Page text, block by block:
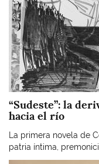
“Sudeste”: la
hacia el río
La primera novela de
patria íntima,